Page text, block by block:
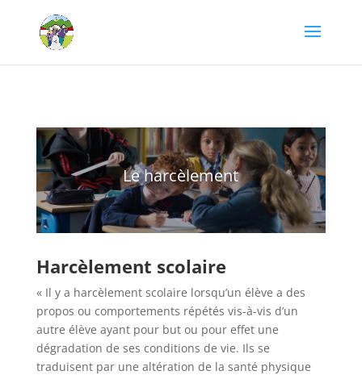
Le harcèlement
Harcèlement scolaire
« Il y a harcèlement scolaire lorsqu’un élève a des
propos ou comportements répétés vis-à-vis d’un
autre élève ayant pour but ou pour effet une
dégradation de ses conditions de vie. Ils se
traduisent par une altération de la santé physique